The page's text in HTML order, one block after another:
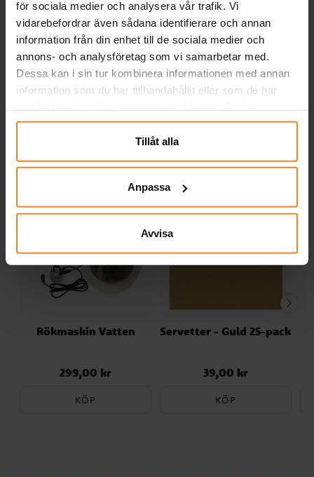
för sociala medier och analysera vår trafik. Vi
vidarebefordrar även sådana identifierare och annan
information från din enhet till de sociala medier och
annons- och analysföretag som vi samarbetar med.
Dessa kan i sin tur kombinera informationen med annan
information som du har tillhandahållit eller som de har
närsomhelst ändra ditt samtycke.
Tillåt alla
Anpassa
Avvisa
Sonic Maskeraddräkt
Deluxe 9-10 år
Pris : 399,00 kr
399,00 kr
KÖP
Sonic Maskeraddräkt
Deluxe 5-6 år
Pris 399,00 kr
399,00 kr
KÖP
Andra köpte även
Rökmaskin Vatten
Pris:299,00 kr
299,00 kr
KÖP
Servetter - Guld 25-pack
Pris:39,00 kr
39,00 kr
KÖP